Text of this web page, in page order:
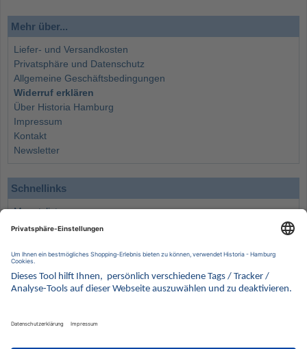
Mehr über...
Liefer- und Versandkosten
Privatsphäre und Datenschutz
Allgemeine Geschäftsbedingungen
Widerruf erklären
Über Historia Hamburg
Impressum
Kontakt
Newsletter
Schnellinks
Monatsliste
Angebote
Wissenswertes
Kontakt